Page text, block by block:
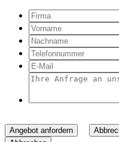
Angebot anfordern